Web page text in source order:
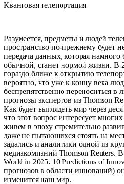
Квантовая телепортация
Разумеется, предметы и людей
пространство по-прежнему будет
передача данных, которая намного
обычной, станет нормой жизни. В
гораздо ближе к открытию
вероятно, что уже к концу века
беспрепятственно переноситься
прогнозы экспертов из Thomson
Как будет выглядеть мир через
что этот вопрос интересует
живем в эпоху стремительно
даже не пытающихся стоять на
задались и аналитики одной из
медиакомпаний Thomson Reuters.
World in 2025: 10 Predictions of
прогнозов в области инноваций)
изменится наш мир.